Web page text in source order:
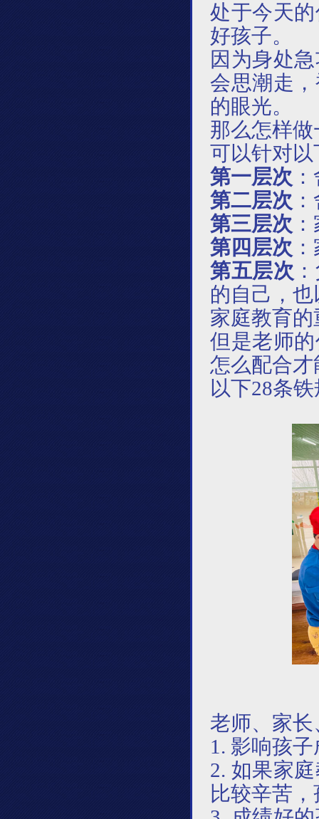
处于今天
好孩子。
因为身处
会思潮走
的眼光。
那么怎样
可以针对
第一层次
第二层次
第三层次
第四层次
第五层次
的自己，
家庭教育
但是老师
怎么配合
以下28条
老师、家
1. 影响孩
2. 如果家
比较辛苦